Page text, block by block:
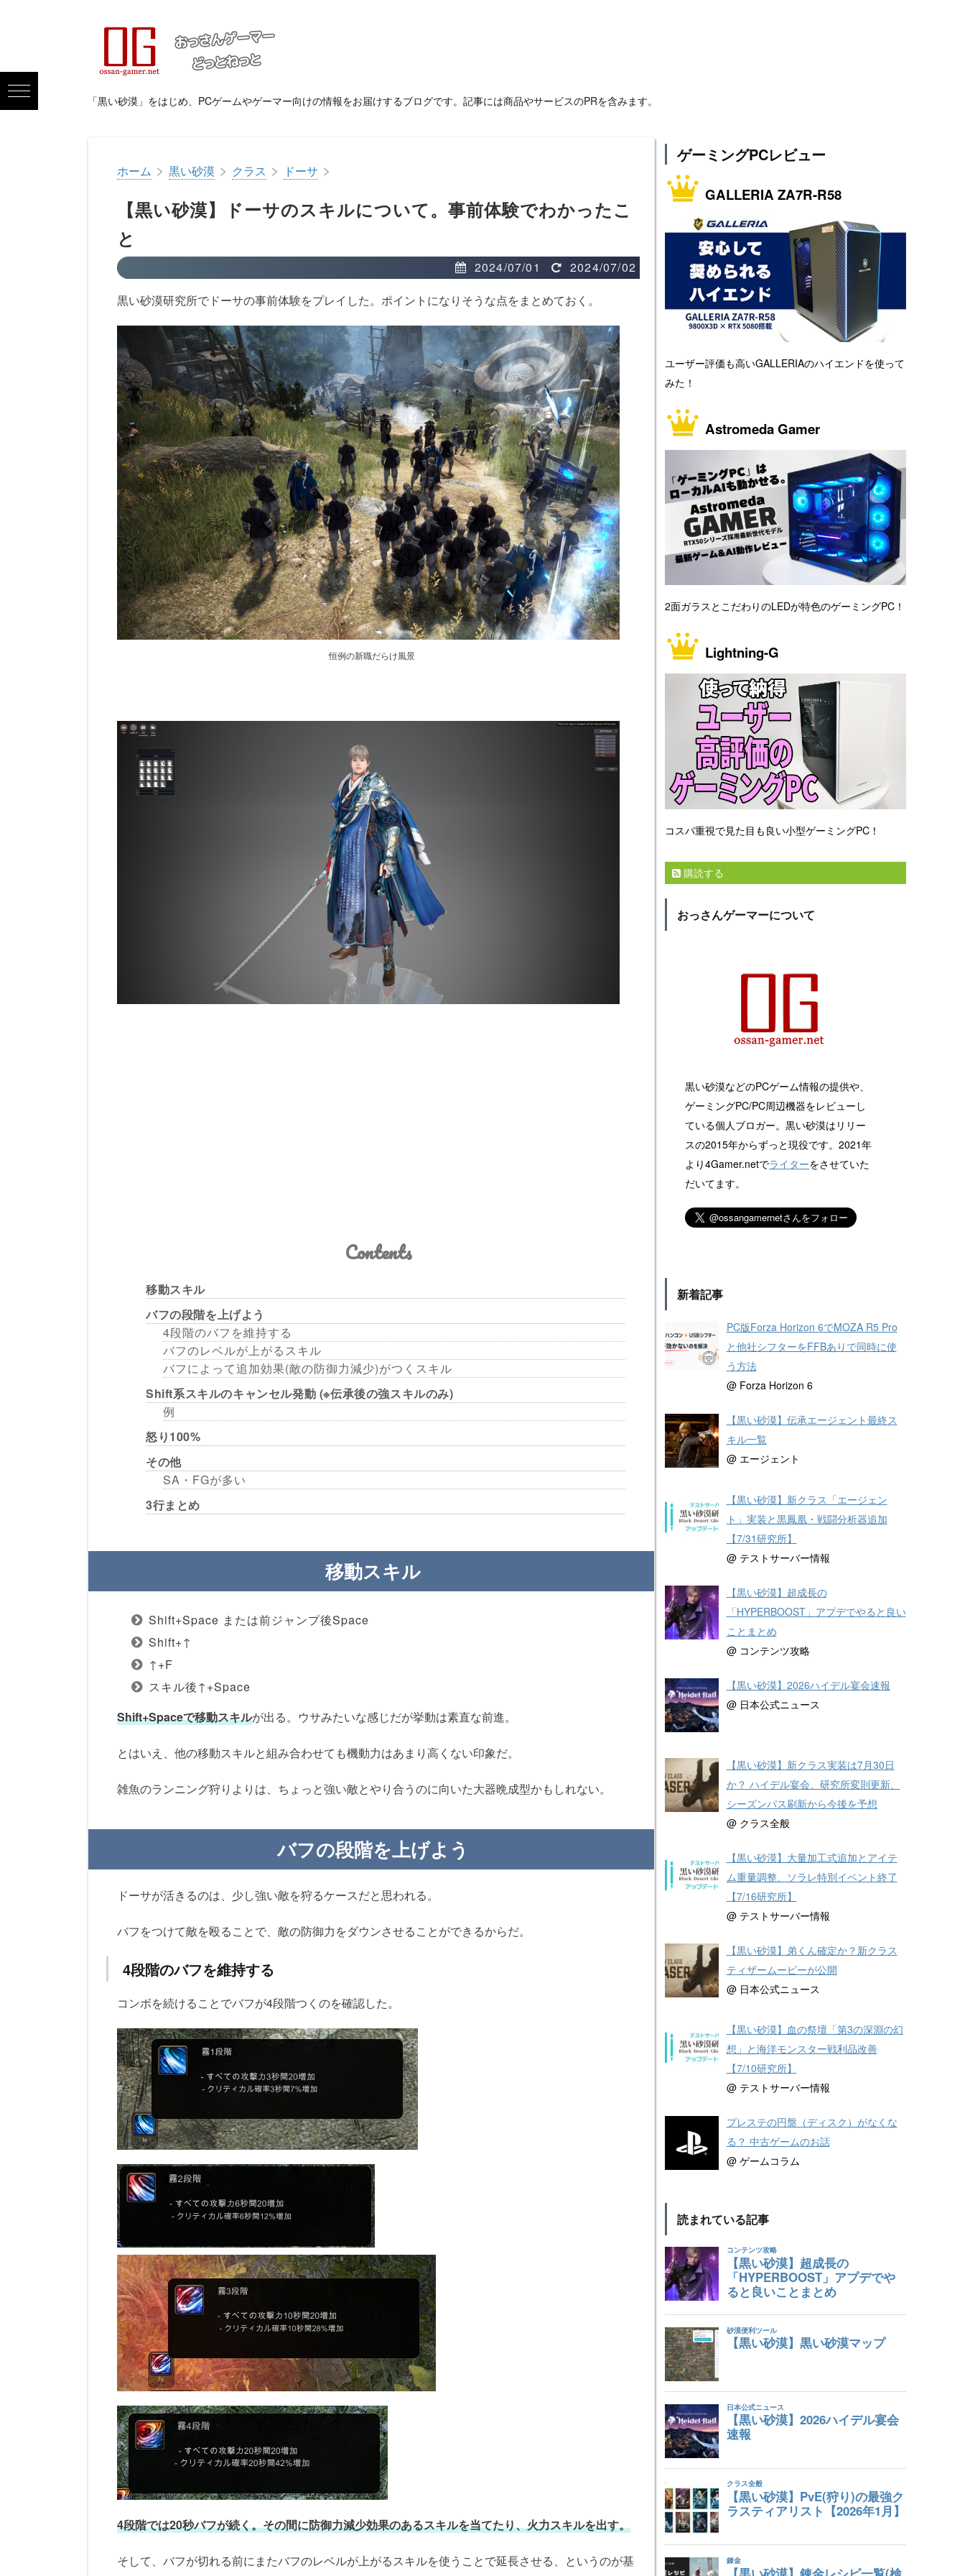
「黒い砂漠」をはじめ、PCゲームやゲーマー向けの情報をお届けするブログです。記事には商品やサービスのPRを含みます。
ホーム > 黒い砂漠 > クラス > ドーサ >
【黒い砂漠】ドーサのスキルについて。事前体験でわかったこ
と
2024/07/01
2024/07/02
黒い砂漠研究所でドーサの事前体験をプレイした。ポイントになりそうな点をまとめておく。
恒例の新職だらけ風景
Contents
移動スキル
バフの段階を上げよう
4段階のバフを維持する
バフのレベルが上がるスキル
バフによって追加効果(敵の防御力減少)がつくスキル
Shift系スキルのキャンセル発動 (※伝承後の強スキルのみ)
例
怒り100%
その他
SA・FGが多い
3行まとめ
移動スキル
Shift+Space または前ジャンプ後Space
Shift+↑
↑+F
スキル後↑+Space
Shift+Spaceで移動スキルが出る。ウサみたいな感じだが挙動は素直な前進。
とはいえ、他の移動スキルと組み合わせても機動力はあまり高くない印象だ。
雑魚のランニング狩りよりは、ちょっと強い敵とやり合うのに向いた大器晩成型かもしれない。
バフの段階を上げよう
ドーサが活きるのは、少し強い敵を狩るケースだと思われる。
バフをつけて敵を殴ることで、敵の防御力をダウンさせることができるからだ。
4段階のバフを維持する
コンボを続けることでバフが4段階つくのを確認した。
4段階では20秒バフが続く。その間に防御力減少効果のあるスキルを当てたり、火力スキルを出す。
そして、バフが切れる前にまたバフのレベルが上がるスキルを使うことで延長させる、というのが基
ゲーミングPCレビュー
GALLERIA ZA7R-R58
ユーザー評価も高いGALLERIAのハイエンドを使って
みた！
Astromeda Gamer
2面ガラスとこだわりのLEDが特色のゲーミングPC！
Lightning-G
コスパ重視で見た目も良い小型ゲーミングPC！
購読する
おっさんゲーマーについて
黒い砂漠などのPCゲーム情報の提供や、
ゲーミングPC/PC周辺機器をレビューし
ている個人ブロガー。黒い砂漠はリリー
スの2015年からずっと現役です。2021年
より4Gamer.netでライターをさせていた
だいてます。
新着記事
PC版Forza Horizon 6でMOZA R5 Pro
と他社シフターをFFBありで同時に使
う方法
@ Forza Horizon 6
【黒い砂漠】伝承エージェント最終ス
キル一覧
@ エージェント
【黒い砂漠】新クラス「エージェン
ト」実装と黒鳳凰・戦闘分析器追加
【7/31研究所】
@ テストサーバー情報
【黒い砂漠】超成長の
「HYPERBOOST」アプデでやると良い
ことまとめ
@ コンテンツ攻略
【黒い砂漠】2026ハイデル宴会速報
@ 日本公式ニュース
【黒い砂漠】新クラス実装は7月30日
か？ ハイデル宴会、研究所変則更新、
シーズンパス刷新から今後を予想
@ クラス全般
【黒い砂漠】大量加工式追加とアイテ
ム重量調整、ソラレ特別イベント終了
【7/16研究所】
@ テストサーバー情報
【黒い砂漠】弟くん確定か？新クラス
ティザームービーが公開
@ 日本公式ニュース
【黒い砂漠】血の祭壇「第3の深淵の幻
想」と海洋モンスター戦利品改善
【7/10研究所】
@ テストサーバー情報
プレステの円盤（ディスク）がなくな
る？ 中古ゲームのお話
@ ゲームコラム
読まれている記事